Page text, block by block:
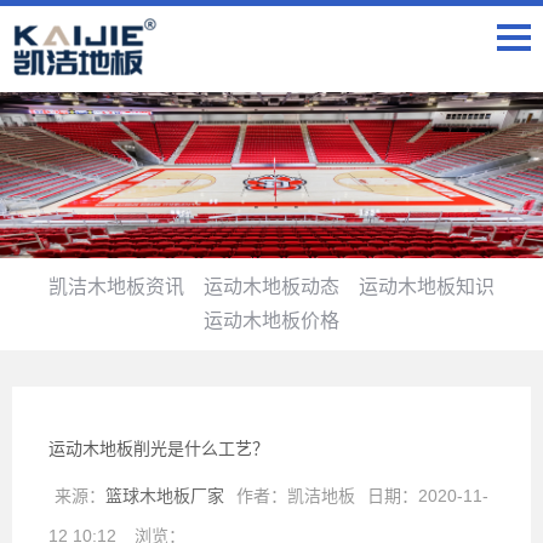
凯洁木地板资讯 运动木地板动态
运动木地板知识
运动木地板价格
运动木地板削光是什么工艺？
来源： 篮球木地板厂家 作者： 凯洁地板 日期： 2020-11-
12 10:12 浏览：